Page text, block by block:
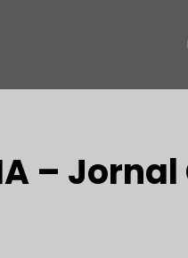
–